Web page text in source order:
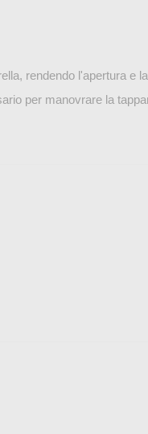
rendendo l'apertura e
per manovrare la